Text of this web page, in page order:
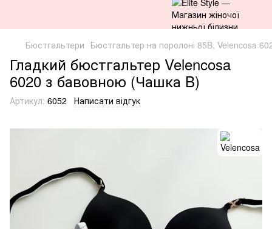
Бюстгальтери Бюстгальтер на поролоні 85B, Velencosa
Гладкий бюстгальтер Velencosa
6020 з бавовною (Чашка B)
Артикул: 6052 Написати відгук